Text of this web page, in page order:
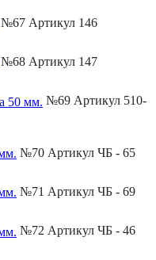
№67 Артикул 146
№68 Артикул 147
№69 Артикул 510-
№70 Артикул ЧБ - 65
№71 Артикул ЧБ - 69
№72 Артикул ЧБ - 46